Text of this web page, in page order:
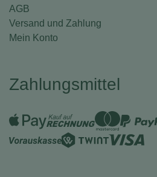
AGB
Versand und Zahlung
Mein Konto
Zahlungsmittel